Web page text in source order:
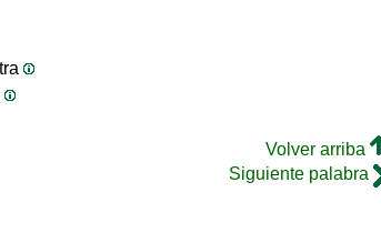
Volver arriba
Siguiente palabra